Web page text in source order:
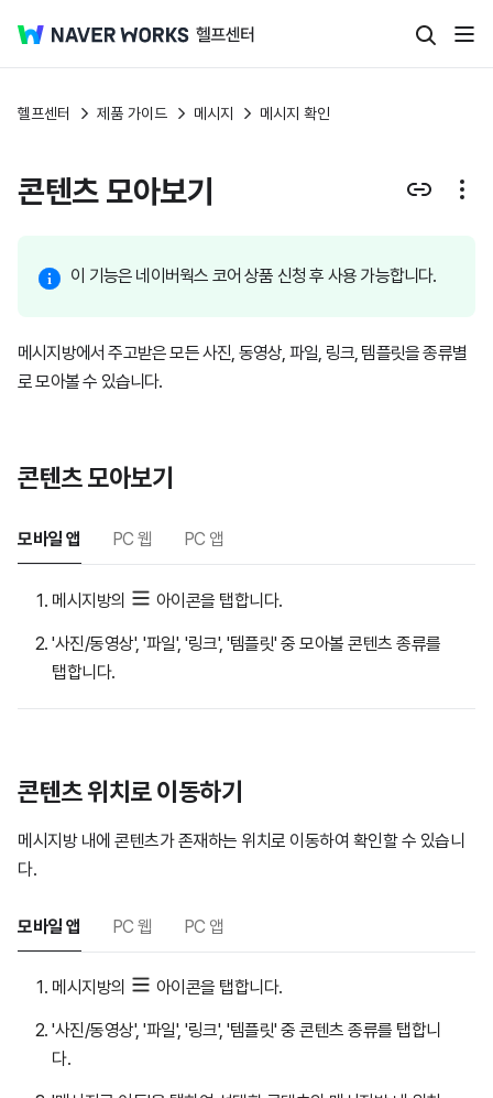
헬프센터 제품 가이드 메시지 메시지 확인
콘텐츠 모아보기
이 기능은 네이버웍스 코어 상품 신청 후 사용 가능합니다.
메시지방에서 주고받은 모든 사진, 동영상, 파일, 링크, 템플릿을 종류별
로 모아볼 수 있습니다.
콘텐츠 모아보기
모바일 앱 PC 웹 PC 앱
메시지방의 아이콘을 탭합니다.
'사진/동영상', '파일', '링크', '템플릿' 중 모아볼 콘텐츠 종류를
탭합니다.
콘텐츠 위치로 이동하기
메시지방 내에 콘텐츠가 존재하는 위치로 이동하여 확인할 수 있습니
다.
모바일 앱 PC 웹 PC 앱
메시지방의 아이콘을 탭합니다.
'사진/동영상', '파일', '링크', '템플릿' 중 콘텐츠 종류를 탭합니
다.